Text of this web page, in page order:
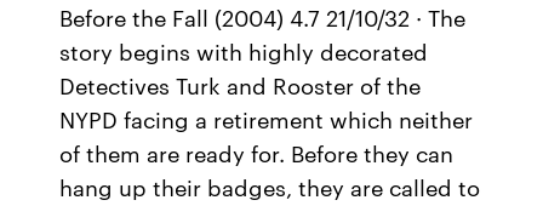
Before the Fall (2004) 4.7 21/10/32 · The
story begins with highly decorated
Detectives Turk and Rooster of the
NYPD facing a retirement which neither
of them are ready for. Before they can
hang up their badges, they are called to